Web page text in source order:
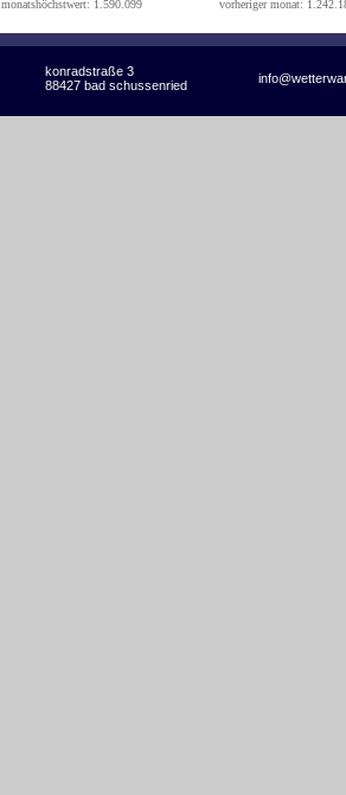
monatshöchstwert: 1.590.099 vorheriger monat:
konradstraße 3
88427 bad schussenried